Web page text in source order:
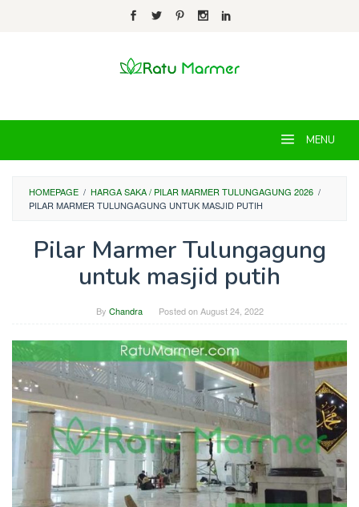
MENU
HOMEPAGE / HARGA SAKA / PILAR MARMER TULUNGAGUNG 2026 /
PILAR MARMER TULUNGAGUNG UNTUK MASJID PUTIH
Pilar Marmer Tulungagung
untuk masjid putih
By Chandra Posted onAugust 24, 2022